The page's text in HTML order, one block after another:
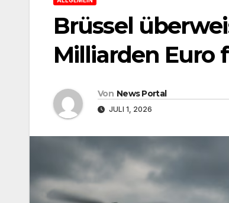
Brüssel
Milliarden Euro
Von News Portal
JULI 1, 2026